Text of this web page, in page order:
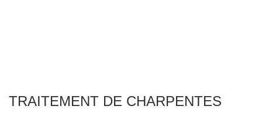
TRAITEMENT DE CHARPENTES